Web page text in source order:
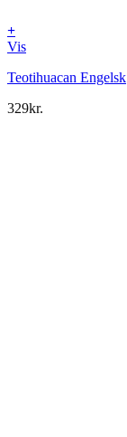
+
Vis
Teotihuacan Engelsk
329kr.